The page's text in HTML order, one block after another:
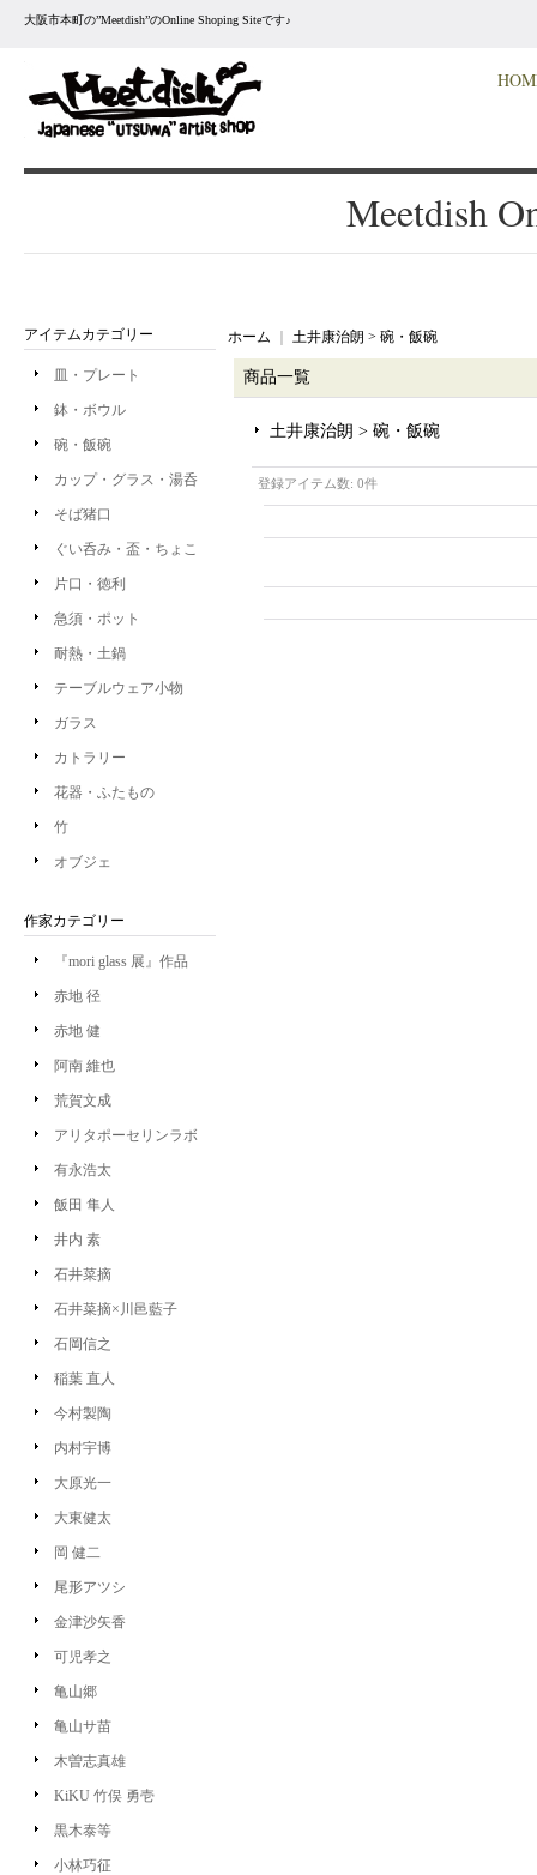
大阪市本町の”Meetdish”のOnline Shoping Siteです♪
Meetdish
アイテムカテゴリー
皿・プレート
鉢・ボウル
碗・飯碗
カップ・グラス・湯呑
そば猪口
ぐい呑み・盃・ちょこ
片口・徳利
急須・ポット
耐熱・土鍋
テーブルウェア小物
ガラス
カトラリー
花器・ふたもの
竹
オブジェ
作家カテゴリー
『mori glass 展』作品
赤地 径
赤地 健
阿南 維也
荒賀文成
アリタポーセリンラボ
有永浩太
飯田 隼人
井内 素
石井菜摘
石井菜摘×川邑藍子
石岡信之
稲葉 直人
今村製陶
内村宇博
大原光一
大東健太
岡 健二
尾形アツシ
金津沙矢香
可児孝之
亀山郷
亀山サ苗
木曽志真雄
KiKU 竹俣 勇壱
黒木泰等
小林巧征
ホーム 土井康治朗 > 碗・飯碗
商品一覧
土井康治朗 > 碗・飯碗
登録アイテム数: 0件